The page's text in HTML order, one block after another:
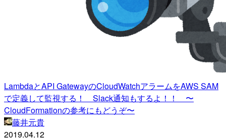
LambdaとAPI GatewayのCloudWatchアラームをAWS SAM
で定義して監視する！ Slack通知もするよ！！ 〜
CloudFormationの参考にもどうぞ〜
藤井元貴
2019.04.12